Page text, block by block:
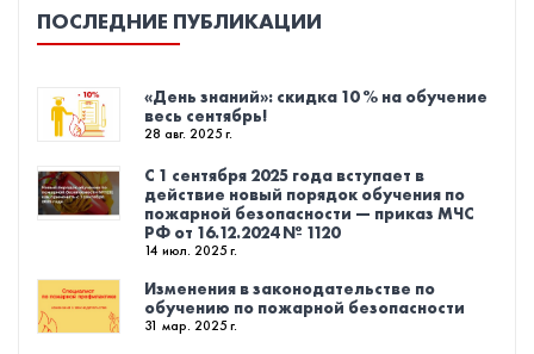
ПОСЛЕДНИЕ ПУБЛИКАЦИИ
«День знаний»: скидка 10 % на обучение
весь сентябрь!
28 авг. 2025 г.
С 1 сентября 2025 года вступает в
действие новый порядок обучения по
пожарной безопасности — приказ МЧС
РФ от 16.12.2024 № 1120
14 июл. 2025 г.
Изменения в законодательстве по
обучению по пожарной безопасности
31 мар. 2025 г.